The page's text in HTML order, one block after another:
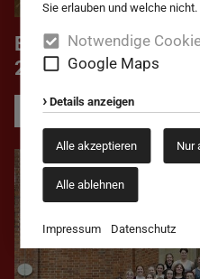
Sie erlauben und welche nicht.
Notwendige
Google Maps
Details anzeigen
Alle akzeptieren Nur
Alle ablehnen
Impressum Datenschutz
Einführungstage des
22./23.09.2025
Schule aktuell